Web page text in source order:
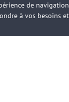
de navigation
à vos besoins et